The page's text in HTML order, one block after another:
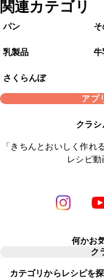
関連カテゴリ
パン
乳製品
さくらんぼ
アプ
クラ
「きちんとおいしく作れ
レシピ動
何かお
ク
カテゴリからレシピを